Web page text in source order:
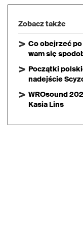
Zobacz także
Co obejrzeć
wam się
Początki
nadejście
WROsound
Kasia Lins